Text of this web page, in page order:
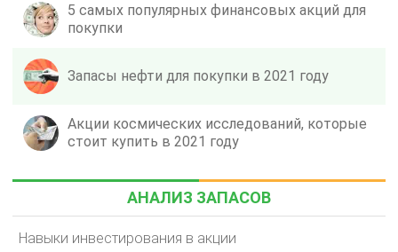
5 самых популярных финансовых акций для
покупки
Запасы нефти для покупки в 2021 году
Акции космических исследований, которые
стоит купить в 2021 году
АНАЛИЗ ЗАПАСОВ
Навыки инвестирования в акции